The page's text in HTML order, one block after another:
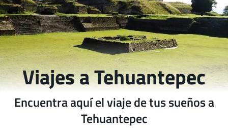
Viajes a Tehuantepec
Encuentra aquí el viaje de tus sueños a
Tehuantepec